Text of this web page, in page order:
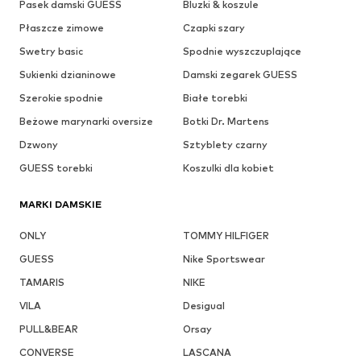
Pasek damski GUESS
Bluzki & koszule
Płaszcze zimowe
Czapki szary
Swetry basic
Spodnie wyszczuplające
Sukienki dzianinowe
Damski zegarek GUESS
Szerokie spodnie
Białe torebki
Beżowe marynarki oversize
Botki Dr. Martens
Dzwony
Sztyblety czarny
GUESS torebki
Koszulki dla kobiet
MARKI DAMSKIE
ONLY
TOMMY HILFIGER
GUESS
Nike Sportswear
TAMARIS
NIKE
VILA
Desigual
PULL&BEAR
Orsay
CONVERSE
LASCANA